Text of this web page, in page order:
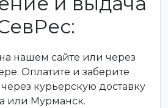
нашем сайте или через
Оплатите и заберите
курьерскую доставку
или Мурманск.